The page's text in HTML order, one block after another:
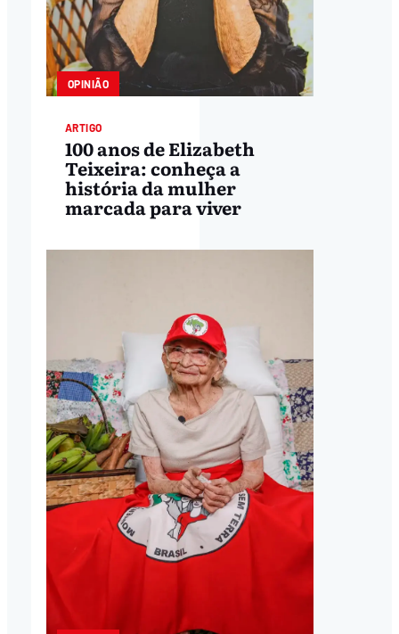
OPINIÃO
ARTIGO
100 anos de Elizabeth
Teixeira: conheça a
história da mulher
marcada para viver